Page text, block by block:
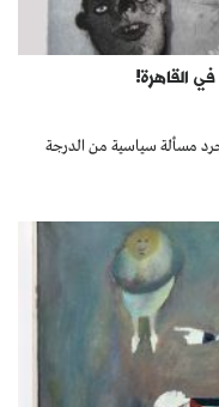
القاهرة!
مسألة سياسية من الدرجة